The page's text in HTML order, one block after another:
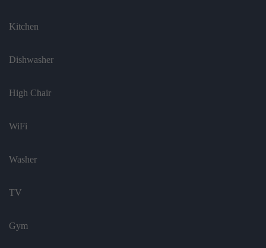
Kitchen
Dishwasher
High Chair
WiFi
Washer
TV
Gym